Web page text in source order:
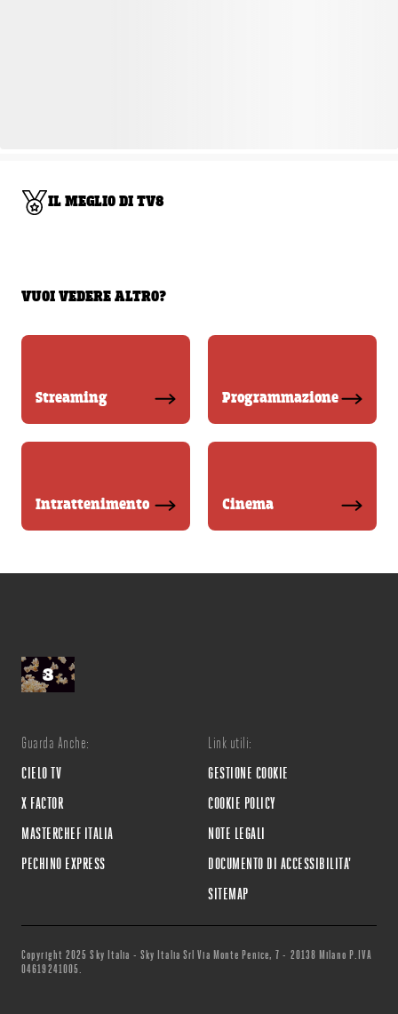
IL MEGLIO DI TV8
VUOI VEDERE ALTRO?
Streaming Programmazione
Intrattenimento Cinema
Guarda Anche:
CIELO TV
X FACTOR
MASTERCHEF ITALIA
PECHINO EXPRESS
Link utili:
GESTIONE COOKIE
COOKIE POLICY
NOTE LEGALI
DOCUMENTO DI ACCESSIBILITA'
SITEMAP
Copyright 2025 Sky Italia - Sky Italia Srl Via Monte Penice, 7 - 20138 Milano P.IVA
04619241005.